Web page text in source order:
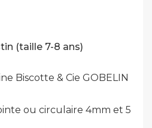
(taille 7-8 ans)
Biscotte & Cie GOBELIN
ou circulaire 4mm et 5